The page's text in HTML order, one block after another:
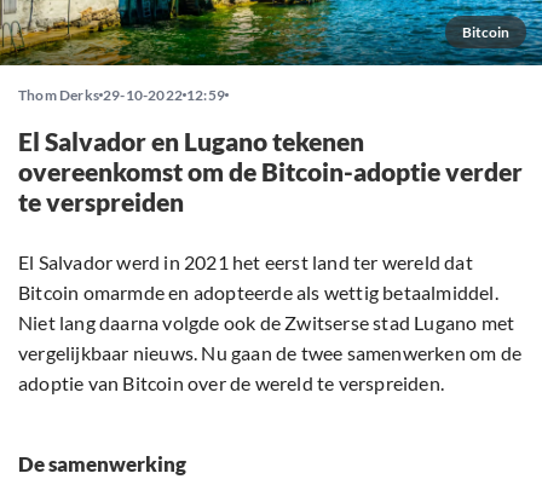
Bitcoin
Thom Derks 29-10-2022 12:59
El Salvador en Lugano tekenen
overeenkomst om de Bitcoin-adoptie verder
te verspreiden
El Salvador werd in 2021 het eerst land ter wereld dat
Bitcoin omarmde en adopteerde als wettig betaalmiddel.
Niet lang daarna volgde ook de Zwitserse stad Lugano met
vergelijkbaar nieuws. Nu gaan de twee samenwerken om de
adoptie van Bitcoin over de wereld te verspreiden.
De samenwerking